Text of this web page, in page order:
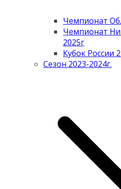
Чемпионат
Чемпионат
2025г
Кубок России
Сезон 2023-2024г.